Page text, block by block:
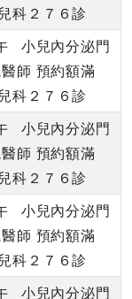
科２７６診
小兒內分泌門
師 預約額滿
科２７６診
小兒內分泌門
師 預約額滿
科２７６診
小兒內分泌門
師 預約額滿
科２７６診
小兒內分泌門